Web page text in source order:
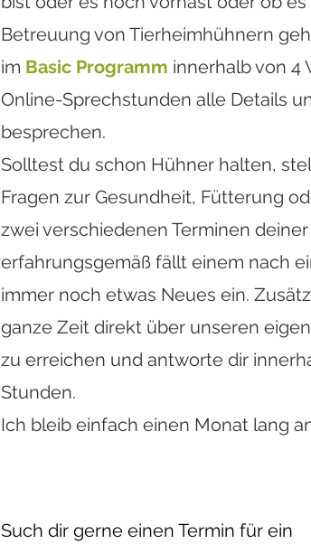
So funktioniert´s
2. Anschließend erhältst du
Fragen zur Gesundheit,
drei verschiedenen
erfahrungsgemäß fällt
noch etwas Neues ein.
Einfach einen Termin für ein
2 Online Vet
Betreuung von Tierheimhühnern
im Basic Programm innerhalb von 4
Online-Sprechstunden alle Details
besprechen.
Solltest du schon Hühner halten,
Fragen zur Gesundheit, Fütterung
zwei verschiedenen Terminen
erfahrungsgemäß fällt einem nach
immer noch etwas Neues ein.
ganze Zeit direkt über unseren
zu erreichen und antworte dir
Stunden.
Ich bleib einfach einen Monat lang
Such dir gerne einen Termin für ein